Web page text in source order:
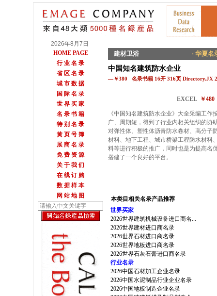
2026年8月7日
HOME PAGE
行 业 名 录
省 区 名 录
城 市 数 据
国 际 名 录
世 界 买 家
名 录 书 籍
特 别 名 录
黄 页 号 簿
展 商 名 录
免 费 资 源
关 于 我 们
在 线 订 购
数 据 样 本
网 站 地 图
建材卫浴 · 华夏
中国知名建筑防水企业
—￥380 名录书籍 16开 316页 Directory.JX
EXCEL ￥480
《中国知名建筑防水企业》大全采编工
广、周期短，得到了行业内相关组织的协
对弹性体、塑性体沥青防水卷材、高分子
材料、地下工程、城市桥梁工程防水材料
料等进行积极的推广，同时也是为提高名
搭建了一个良好的平台。
本类目相关名录产品推荐
世界买家
2026世界建筑机械设备进口商名...
2026世界建材进口商名录
2026世界石材进口商名录
2026世界地板进口商名录
2026世界石灰石膏进口商名录
行业名录
2026中国石材加工企业名录
2026中国水泥制品行业企业名录
2026中国地板制造企业名录